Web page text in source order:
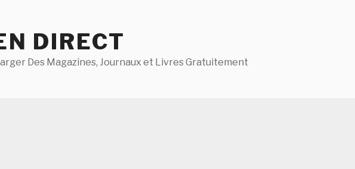
DIRECT
Des Magazines, Journaux et Livres Gratuitement